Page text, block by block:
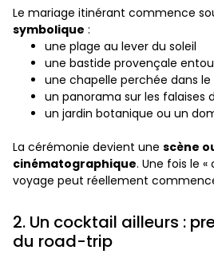
Le mariage itinérant commence
symbolique :
une plage au lever du soleil
une bastide provençale
une chapelle perchée dans le
un panorama sur les falaises
un jardin botanique ou un
La cérémonie devient une scène
cinématographique. Une fois le «
voyage peut réellement
2. Un cocktail ailleurs :
du road-trip